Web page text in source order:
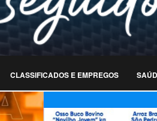
CLASSIFICADOS E EMPREGOS